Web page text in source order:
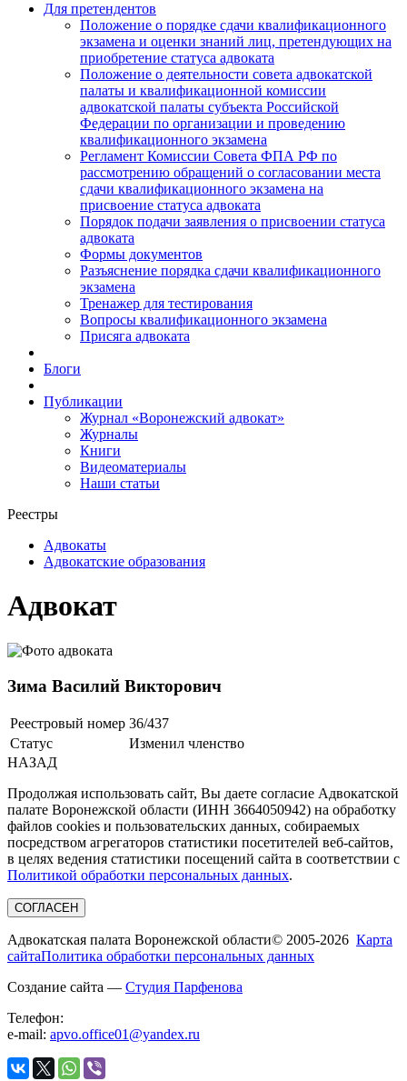
Для претендентов
Положение о порядке сдачи квалификационного
экзамена и оценки знаний лиц, претендующих на
приобретение статуса адвоката
Положение о деятельности совета адвокатской
палаты и квалификационной комиссии
адвокатской палаты субъекта Российской
Федерации по организации и проведению
квалификационного экзамена
Регламент Комиссии Совета ФПА РФ по
рассмотрению обращений о согласовании места
сдачи квалификационного экзамена на
присвоение статуса адвоката
Порядок подачи заявления о присвоении статуса
адвоката
Формы документов
Разъяснение порядка сдачи квалификационного
экзамена
Тренажер для тестирования
Вопросы квалификационного экзамена
Присяга адвоката
Блоги
Публикации
Журнал «Воронежский адвокат»
Журналы
Книги
Видеоматериалы
Наши статьи
Реестры
Адвокаты
Адвокатские образования
Адвокат
Зима Василий Викторович
Реестровый номер 36/437
Статус
Изменил членство
НАЗАД
Продолжая использовать сайт, Вы даете согласие Адвокатской
палате Воронежской области (ИНН 3664050942) на обработку
файлов cookies и пользовательских данных, собираемых
посредством агрегаторов статистики посетителей веб-сайтов,
в целях ведения статистики посещений сайта в соответствии с
Политикой обработки персональных данных.
СОГЛАСЕН
Адвокатская палата Воронежской области© 2005-2026 Карта
сайтаПолитика обработки персональных данных
Создание сайта — Студия Парфенова
Телефон:
e-mail: apvo.office01@yandex.ru